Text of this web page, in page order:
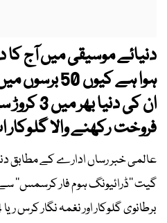
دنیائے موسیقی میں آج
ان کی دنیا
فروخت رکھنے والا گلوکار
عالمی خبر رساں ادارے کے مطابق
گیت ’’ڈرائیونگ ہوم فار